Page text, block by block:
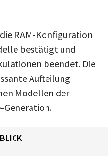
RAM-Konfiguration
bestätigt und
beendet. Die
Aufteilung
Modellen der
Generation.